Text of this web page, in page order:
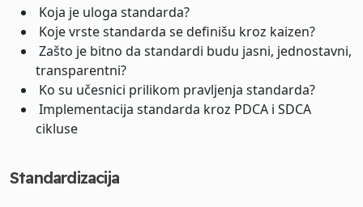
Koja je uloga standarda?
Koje vrste standarda se definišu kroz kaizen?
Zašto je bitno da standardi budu jasni, jednostavni,
transparentni?
Ko su učesnici prilikom pravljenja standarda?
Implementacija standarda kroz PDCA i SDCA
cikluse
Standardizacija